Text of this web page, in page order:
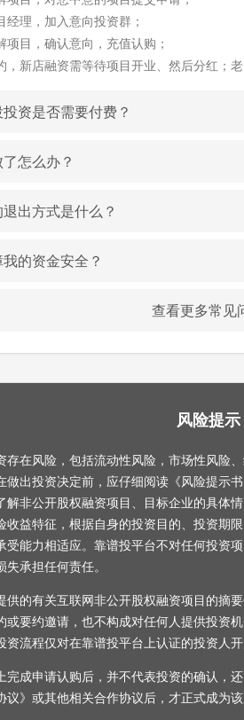
经理，加入意向投资群；
项目，确认意向，充值认购；
，新店融资需等待项目开业、然后分红；老
资是否需要付费？
怎么办？
出方式是什么？
的资金安全？
查看更多常见
风险提示
存在风险，包括流动性风险，市场性风险
做出投资决定前，应仔细阅读《风险提示
解非公开股权融资项目、目标企业的具体
收益特征，根据自身的投资目的、投资期
受能力相适应。靠谱投平台不对任何投资
承担任何责任。
供的有关互联网非公开股权融资项目的摘
或要约邀请，也不构成对任何人提供投资
资流程仅对在靠谱投平台上认证的投资人开
完成申请认购后，并不代表投资的确认，
议》或其他相关合作协议后，才正式成为